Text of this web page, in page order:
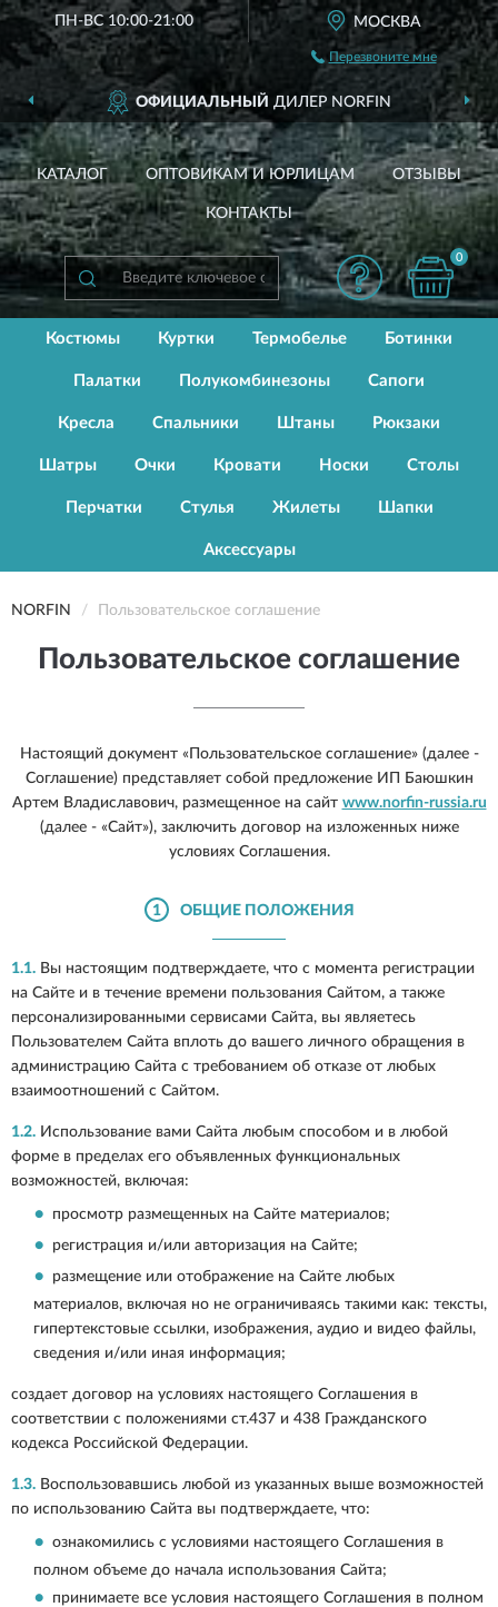
ПН-ВС 10:00-21:00 МОСКВА
Перезвоните мне
ОФИЦИАЛЬНЫЙДИЛЕР NORFIN
КАТАЛОГ ОПТОВИКАМ И ЮРЛИЦАМ ОТЗЫВЫ
КОНТАКТЫ
0
Костюмы Куртки Термобелье Ботинки
Палатки Полукомбинезоны Сапоги
Кресла Спальники Штаны Рюкзаки
Шатры Очки Кровати Носки Столы
Перчатки Стулья Жилеты Шапки
Аксессуары
NORFIN Пользовательское соглашение
Пользовательское соглашение
Настоящий документ «Пользовательское соглашение» (далее -
Соглашение) представляет собой предложение ИП Баюшкин
Артем Владиславович, размещенное на сайт www.norfin-russia.ru
(далее - «Сайт»), заключить договор на изложенных ниже
условиях Соглашения.
1 ОБЩИЕ ПОЛОЖЕНИЯ
1.1. Вы настоящим подтверждаете, что с момента регистрации
на Сайте и в течение времени пользования Сайтом, а также
персонализированными сервисами Сайта, вы являетесь
Пользователем Сайта вплоть до вашего личного обращения в
администрацию Сайта с требованием об отказе от любых
взаимоотношений с Сайтом.
1.2. Использование вами Сайта любым способом и в любой
форме в пределах его объявленных функциональных
возможностей, включая:
просмотр размещенных на Сайте материалов;
регистрация и/или авторизация на Сайте;
размещение или отображение на Сайте любых
материалов, включая но не ограничиваясь такими как: тексты,
гипертекстовые ссылки, изображения, аудио и видео файлы,
сведения и/или иная информация;
создает договор на условиях настоящего Соглашения в
соответствии с положениями ст.437 и 438 Гражданского
кодекса Российской Федерации.
1.3. Воспользовавшись любой из указанных выше возможностей
по использованию Сайта вы подтверждаете, что:
ознакомились с условиями настоящего Соглашения в
полном объеме до начала использования Сайта;
принимаете все условия настоящего Соглашения в полном